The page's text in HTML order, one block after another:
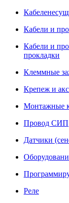
Кабели и
Кабели и
прокладки
Клеммные
Крепеж и
Монтажные
Провод СИП
Датчики
Реле